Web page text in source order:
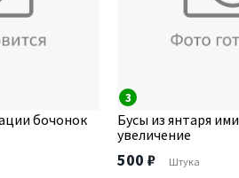
бочонок
3
Бусы из янтаря
увеличение
500 ₽ Штука